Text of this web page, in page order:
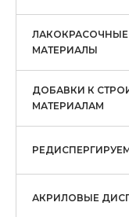
ЛАКОКРАСОЧНЫЕ
МАТЕРИАЛЫ
ДОБАВКИ К
МАТЕРИАЛАМ
АКРИЛОВЫЕ